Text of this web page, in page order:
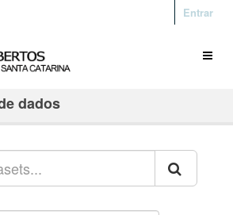
Entrar
dados